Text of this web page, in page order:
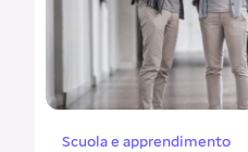
Scuola e apprendimento